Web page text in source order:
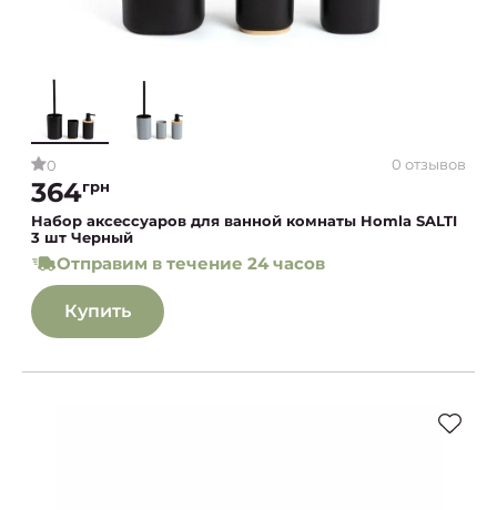
0 0 отзывов
364грн
Набор аксессуаров для ванной комнаты Homla SALTI
3 шт Черный
Отправим в течение 24 часов
Купить